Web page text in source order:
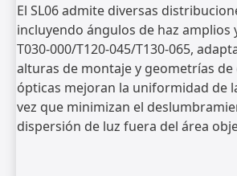
El SL06 admite diversas
incluyendo ángulos de haz amplios
T030-000/T120-045/T130-065,
alturas de montaje y geometrías de
ópticas mejoran la uniformidad de
vez que minimizan el
dispersión de luz fuera del área